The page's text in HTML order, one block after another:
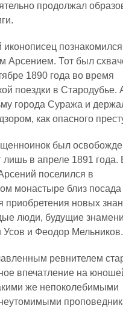
продолжал
Арсением. Тот был
1890 года во время
поездки в Стародубье.
города Суража и
как опасного
был
лишь в апреле 1891 года.
поселился в
монастыре близ
приобретения новых
люди, будущие
Усов и Феодор Мельников.
ревнителем
впечатление на
же непоколебимыми